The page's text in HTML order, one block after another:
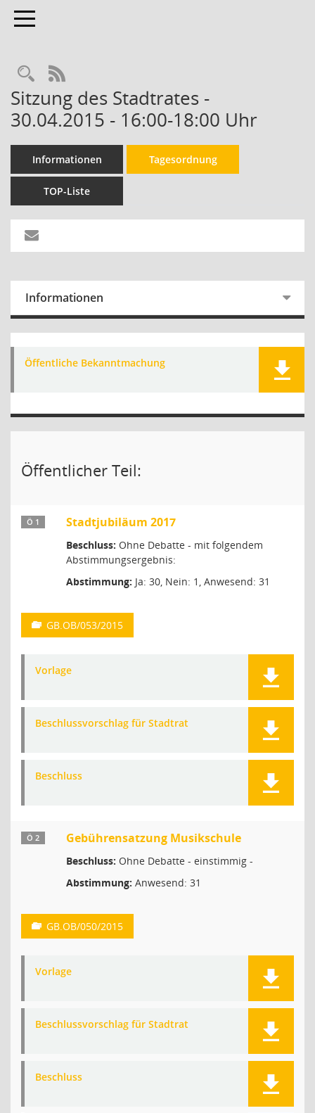
Toggle navigation
RSS-Feed
Sitzung des Stadtrates -
30.04.2015 - 16:00-18:00 Uhr
Informationen Tagesordnung
TOP-Liste
Informationen
Öffentliche Bekanntmachung
Öffentlicher Teil:
Ö 1 Stadtjubiläum 2017
Beschluss: Ohne Debatte - mit folgendem
Abstimmungsergebnis:
Abstimmung: Ja: 30, Nein: 1, Anwesend: 31
GB.OB/053/2015
Vorlage
Beschlussvorschlag für Stadtrat
Beschluss
Ö 2 Gebührensatzung Musikschule
Beschluss: Ohne Debatte - einstimmig -
Abstimmung: Anwesend: 31
GB.OB/050/2015
Vorlage
Beschlussvorschlag für Stadtrat
Beschluss